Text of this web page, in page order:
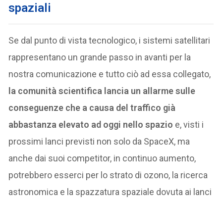
spaziali
Se dal punto di vista tecnologico, i sistemi satellitari
rappresentano un grande passo in avanti per la
nostra comunicazione e tutto ciò ad essa collegato,
la comunità scientifica lancia un allarme sulle
conseguenze che a causa del traffico già
abbastanza elevato ad oggi nello spazio e, visti i
prossimi lanci previsti non solo da SpaceX, ma
anche dai suoi competitor, in continuo aumento,
potrebbero esserci per lo strato di ozono, la ricerca
astronomica e la spazzatura spaziale dovuta ai lanci